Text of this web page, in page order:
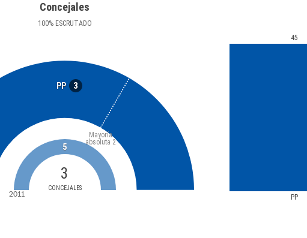
Concejales
100%ESCRUTADO
PP 3
3
CONCEJALES
Mayoría
absoluta 2
5
2011 PP
45